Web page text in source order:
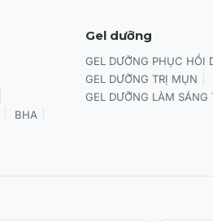
BHA
Gel dưỡng
GEL DƯỠNG PHỤC HỒI
GEL DƯỠNG TRỊ MỤN
GEL DƯỠNG LÀM SÁNG